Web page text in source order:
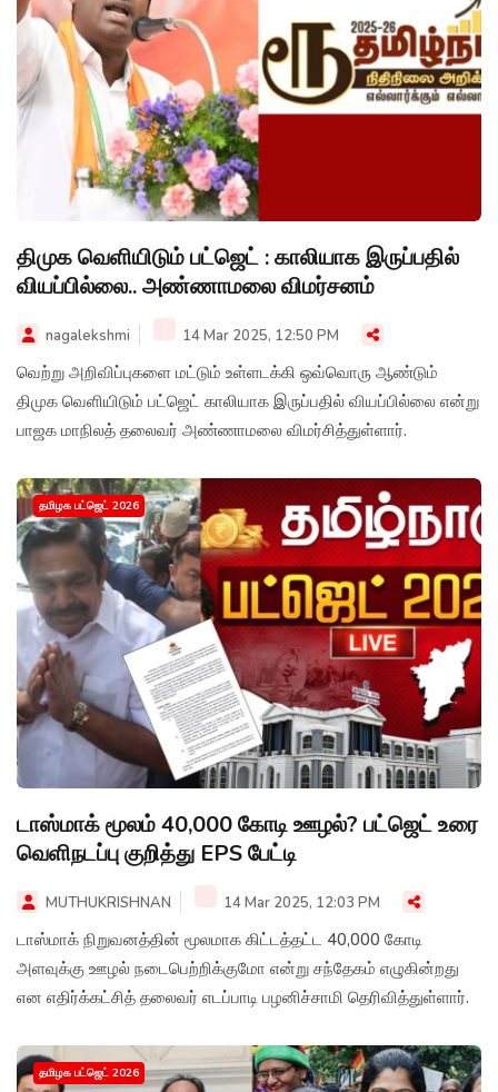
திமுக வெளியிடும் பட்ஜெட் : காலியாக இருப்பதில்
வியப்பில்லை.. அண்ணாமலை விமர்சனம்
nagalekshmi 14 Mar 2025, 12:50 PM
வெற்று அறிவிப்புகளை மட்டும் உள்ளடக்கி ஒவ்வொரு ஆண்டும்
திமுக வெளியிடும் பட்ஜெட் காலியாக இருப்பதில் வியப்பில்லை என்று
பாஜக மாநிலத் தலைவர் அண்ணாமலை விமர்சித்துள்ளார்.
தமிழக பட்ஜெட் 2026
டாஸ்மாக் மூலம் 40,000 கோடி ஊழல்? பட்ஜெட் உரை
வெளிநடப்பு குறித்து EPS பேட்டி
MUTHUKRISHNAN 14 Mar 2025, 12:03 PM
டாஸ்மாக் நிறுவனத்தின் மூலமாக கிட்டத்தட்ட 40,000 கோடி
அளவுக்கு ஊழல் நடைபெற்றிக்குமோ என்று சந்தேகம் எழுகின்றது
என எதிர்க்கட்சித் தலைவர் எடப்பாடி பழனிச்சாமி தெரிவித்துள்ளார்.
தமிழக பட்ஜெட் 2026